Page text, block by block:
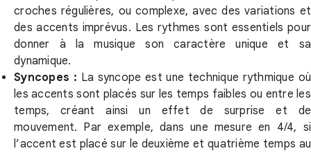
croches régulières, ou complexe, avec des variations et
des accents imprévus. Les rythmes sont essentiels pour
donner à la musique son caractère unique et sa
dynamique.
Syncopes : La syncope est une technique rythmique où
les accents sont placés sur les temps faibles ou entre les
temps, créant ainsi un effet de surprise et de
mouvement. Par exemple, dans une mesure en 4/4, si
l’accent est placé sur le deuxième et quatrième temps au